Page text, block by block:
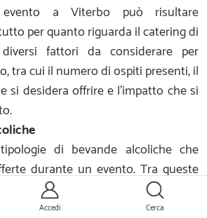
a Viterbo può risultare
per quanto riguarda il catering di
fattori da considerare per
tra cui il numero di ospiti presenti, il
si desidera offrire e l'impatto che si
di bevande alcoliche che
durante un evento. Tra queste
superalcolici, liquori, cocktail e
Ogni tipologia di bevanda può
Accedi Cerca